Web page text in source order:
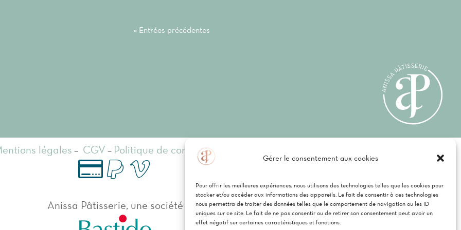
Gérer le consentement aux cookies
Pour offrir les meilleures expériences, nous utilisons des technologies telles que les cookies pour
stocker et/ou accéder aux informations des appareils. Le fait de consentir à ces technologies
nous permettra de traiter des données telles que le comportement de navigation ou les ID
uniques sur ce site. Le fait de ne pas consentir ou de retirer son consentement peut avoir un
effet négatif sur certaines caractéristiques et fonctions.
« Entrées précédentes
légales – CGV – Politique de confidentialité
C
arayre
Anissa Pâtisserie, une société